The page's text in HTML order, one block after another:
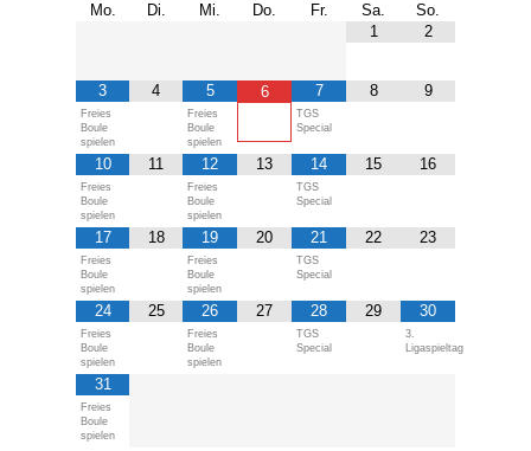
Mo.
Di. Mi. Do. Fr. Sa.
So.
1
2
3
Freies
Boule
spielen
4 5
Freies
Boule
spielen
6 7
TGS
Special
8 9
10
Freies
Boule
spielen
11 12
Freies
Boule
spielen
13 14
TGS
Special
15 16
17
Freies
Boule
spielen
18 19
Freies
Boule
spielen
20 21
TGS
Special
22 23
24
Freies
Boule
spielen
25 26
Freies
Boule
spielen
27 28
TGS
Special
29 30
3.
Ligaspieltag
31
Freies
Boule
spielen